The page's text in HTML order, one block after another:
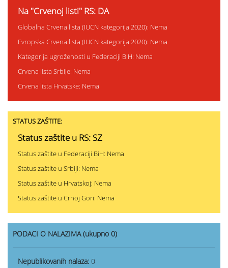
Na "Crvenoj listi" RS: DA
Globalna Crvena lista (IUCN kategorija 2020): Nema
Evropska Crvena lista (IUCN kategorija 2020): Nema
Kategorija ugroženosti u Federaciji BiH: Nema
Crvena lista Srbije: Nema
Crvena lista Hrvatske: Nema
STATUS ZAŠTITE:
Status zaštite u RS: SZ
Status zaštite u Federaciji BiH: Nema
Status zaštite u Srbiji: Nema
Status zaštite u Hrvatskoj: Nema
Status zaštite u Crnoj Gori: Nema
PODACI O NALAZIMA (ukupno 0)
Nepublikovanih nalaza: 0